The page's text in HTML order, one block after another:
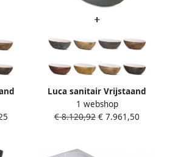
Luca sanitair Vrijstaand
Ligbad Bagno Metallo
180x80x60 cm
1 webshop
€ 8.120,92 € 7.961,50